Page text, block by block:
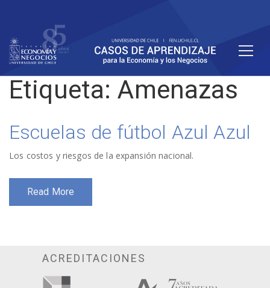
Etiqueta: Amenazas
Escuelas de fútbol Azul Azul
Los costos y riesgos de la expansión nacional.
Read More
ACREDITACIONES